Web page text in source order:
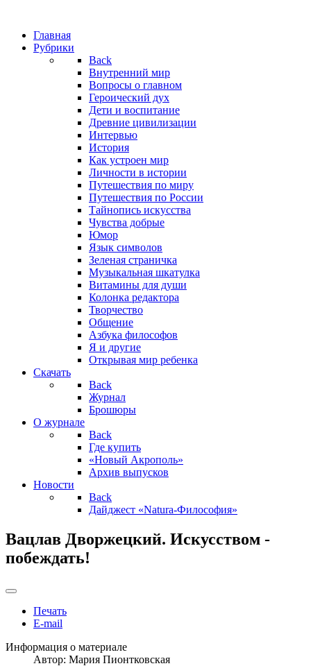
Главная
Рубрики
Back
Внутренний мир
Вопросы о главном
Героический дух
Дети и воспитание
Древние цивилизации
Интервью
История
Как устроен мир
Личности в истории
Путешествия по миру
Путешествия по России
Тайнопись искусства
Чувства добрые
Юмор
Язык символов
Зеленая страничка
Музыкальная шкатулка
Витамины для души
Колонка редактора
Творчество
Общение
Азбука философов
Я и другие
Открывая мир ребенка
Скачать
Back
Журнал
Брошюры
О журнале
Back
Где купить
«Новый Акрополь»
Архив выпусков
Новости
Back
Дайджест «Natura-Философия»
Вацлав Дворжецкий. Искусством -
побеждать!
Печать
E-mail
Информация о материале
Автор: Мария Пионтковская